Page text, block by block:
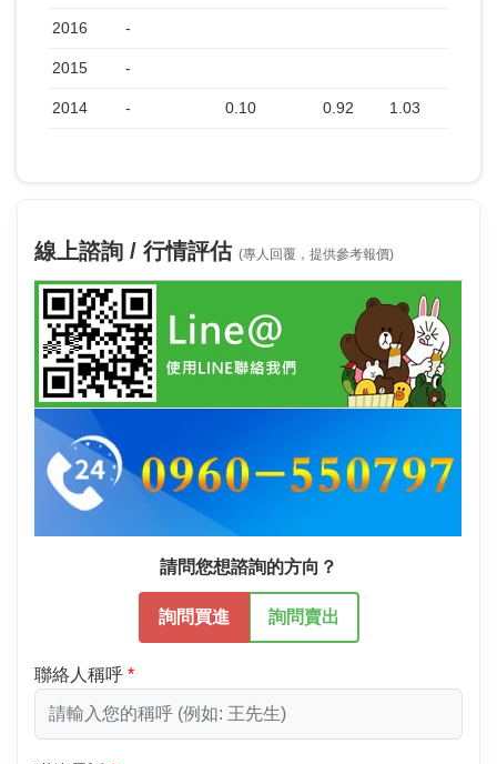
2016 -
2015 -
2014 - 0.10 0.92 1.03
線上諮詢 / 行情評估 (專人回覆，提供參考報價)
請問您想諮詢的方向？
詢問買進 詢問賣出
聯絡人稱呼